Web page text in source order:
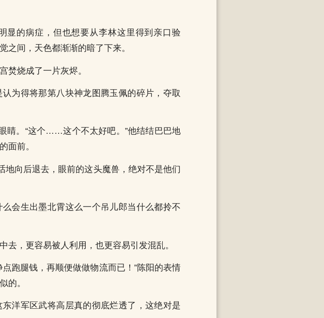
显的病症，但也想要从李林这里得到亲口验
之间，天色都渐渐的暗了下来。
焚烧成了一片灰烬。
为得将那第八块神龙图腾玉佩的碎片，夺取
睛。“这个……这个不太好吧。”他结结巴巴地
面前。
地向后退去，眼前的这头魔兽，绝对不是他们
会生出墨北霄这么一个吊儿郎当什么都拎不
去，更容易被人利用，也更容易引发混乱。
跑腿钱，再顺便做做物流而已！”陈阳的表情
的。
洋军区武将高层真的彻底烂透了，这绝对是